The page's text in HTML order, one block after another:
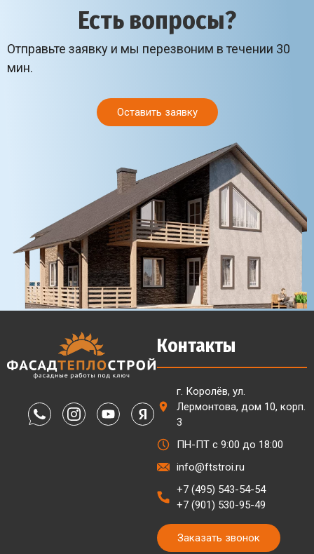
Есть вопросы?
Отправьте заявку и мы перезвоним в течении 30
мин.
Оставить заявку
Контакты
г. Королёв, ул.
Лермонтова, дом 10, корп.
3
ПН-ПТ с 9:00 до 18:00
info@ftstroi.ru
+7 (495) 543-54-54
+7 (901) 530-95-49
Заказать звонок